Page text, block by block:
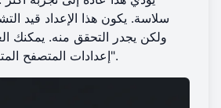
سلاسة. يكون هذا الإعداد قيد
ولكن يجدر التحقق منه. يمكنك
إعدادات المتصفح المتقدمة ضمن "النظام".